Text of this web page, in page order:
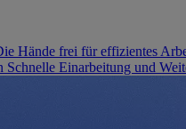
Hände frei für effizientes
Schnelle Einarbeitung und